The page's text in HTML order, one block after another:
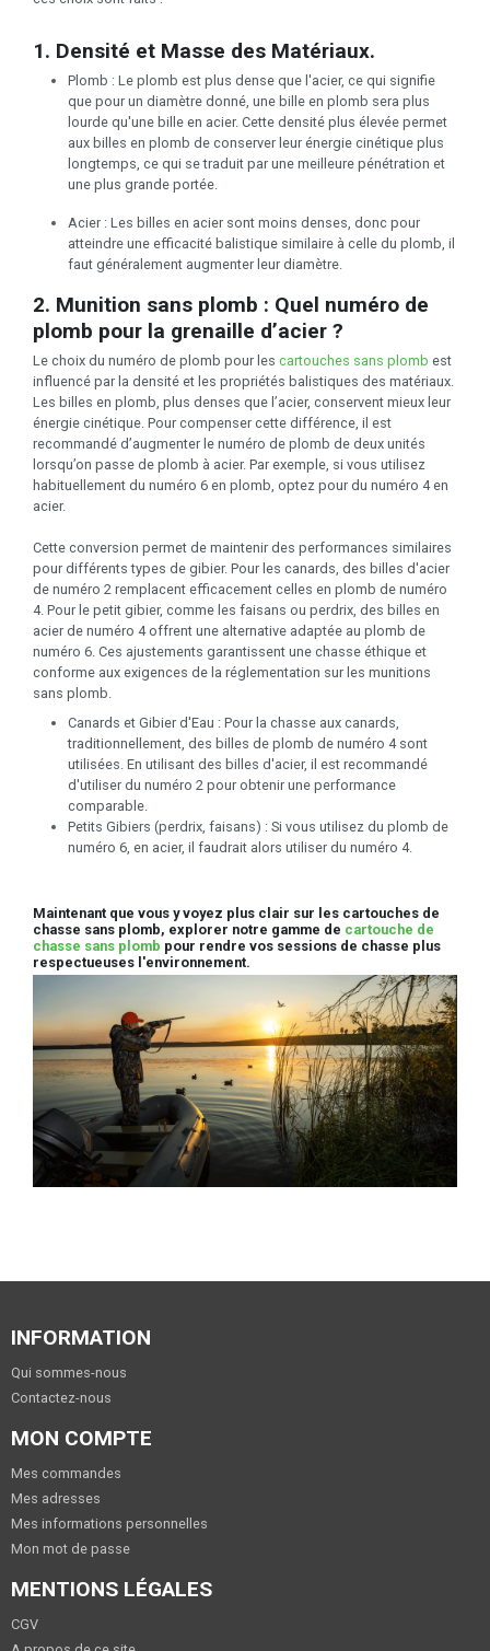
1. Densité et Masse des Matériaux.
Plomb : Le plomb est plus dense que l'acier, ce qui signifie
que pour un diamètre donné, une bille en plomb sera plus
lourde qu'une bille en acier. Cette densité plus élevée permet
aux billes en plomb de conserver leur énergie cinétique plus
longtemps, ce qui se traduit par une meilleure pénétration et
une plus grande portée.
Acier : Les billes en acier sont moins denses, donc pour
atteindre une efficacité balistique similaire à celle du plomb, il
faut généralement augmenter leur diamètre.
2. Munition sans plomb : Quel numéro de
plomb pour la grenaille d’acier ?
Le choix du numéro de plomb pour les cartouches sans plomb est
influencé par la densité et les propriétés balistiques des matériaux.
Les billes en plomb, plus denses que l’acier, conservent mieux leur
énergie cinétique. Pour compenser cette différence, il est
recommandé d’augmenter le numéro de plomb de deux unités
lorsqu’on passe de plomb à acier. Par exemple, si vous utilisez
habituellement du numéro 6 en plomb, optez pour du numéro 4 en
acier.
Cette conversion permet de maintenir des performances similaires
pour différents types de gibier. Pour les canards, des billes d'acier
de numéro 2 remplacent efficacement celles en plomb de numéro
4. Pour le petit gibier, comme les faisans ou perdrix, des billes en
acier de numéro 4 offrent une alternative adaptée au plomb de
numéro 6. Ces ajustements garantissent une chasse éthique et
conforme aux exigences de la réglementation sur les munitions
sans plomb.
Canards et Gibier d'Eau : Pour la chasse aux canards,
traditionnellement, des billes de plomb de numéro 4 sont
utilisées. En utilisant des billes d'acier, il est recommandé
d'utiliser du numéro 2 pour obtenir une performance
comparable.
Petits Gibiers (perdrix, faisans) : Si vous utilisez du plomb de
numéro 6, en acier, il faudrait alors utiliser du numéro 4.
Maintenant que vous y voyez plus clair sur les cartouches de
chasse sans plomb, explorer notre gamme de cartouche de
chasse sans plomb pour rendre vos sessions de chasse plus
respectueuses l'environnement.
INFORMATION
Qui sommes-nous
Contactez-nous
MON COMPTE
Mes commandes
Mes adresses
Mes informations personnelles
Mon mot de passe
MENTIONS LÉGALES
CGV